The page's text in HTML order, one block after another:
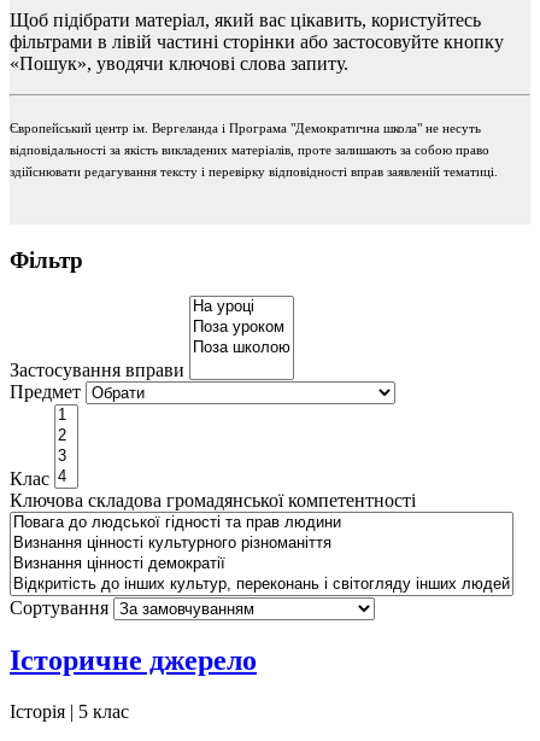
Щоб підібрати матеріал, який вас цікавить, користуйтесь
фільтрами в лівій частині сторінки або застосовуйте кнопку
«Пошук», уводячи ключові слова запиту.
Європейський центр ім. Вергеланда і Програма "Демократична школа" не несуть
відповідальності за якість викладених матеріалів, проте залишають за собою право
здійснювати редагування тексту і перевірку відповідності вправ заявленій тематиці.
Фільтр
Застосування вправи
Предмет
Клас
Ключова складова громадянської компетентності
Сортування
Історичне джерело
Історія | 5 клас